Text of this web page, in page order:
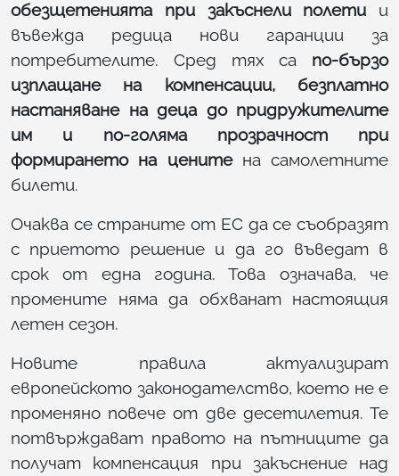
обезщетенията при закъснели полети и
въвежда редица нови гаранции за
потребителите. Сред тях са по-бързо
изплащане на компенсации, безплатно
настаняване на деца до придружителите
им и по-голяма прозрачност при
формирането на ценитена самолетните
билети.
Очаква се страните от ЕС да се съобразят
с приетото решение и да го въведат в
срок от една година. Това означава, че
промените няма да обхванат настоящия
летен сезон.
Новите правила актуализират
европейското законодателство, което не е
променяно повече от две десетилетия. Те
потвърждават правото на пътниците да
получат компенсация при закъснение над